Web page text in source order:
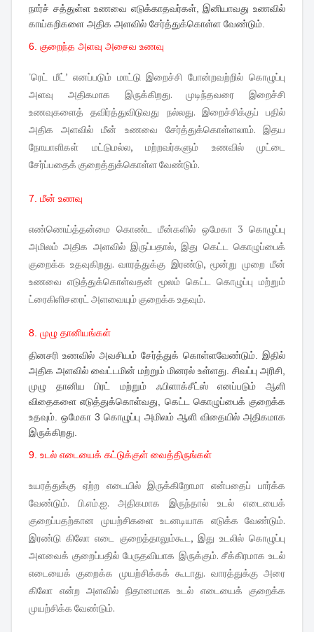
நார்ச் சத்துள்ள உணவை எடுக்காதவர்கள், இனியாவது உணவில்
காய்கறிகளை அதிக அளவில் சேர்த்துக்கொள்ள வேண்டும்.
6. குறைந்த அளவு அசைவ உணவு
'ரெட் மீட்’ எனப்படும் மாட்டு இறைச்சி போன்றவற்றில் கொழுப்பு
அளவு அதிகமாக இருக்கிறது. முடிந்தவரை இறைச்சி
உணவுகளைத் தவிர்த்துவிடுவது நல்லது. இறைச்சிக்குப் பதில்
அதிக அளவில் மீன் உணவை சேர்த்துக்கொள்ளலாம். இதய
நோயாளிகள் மட்டுமல்ல, மற்றவர்களும் உணவில் முட்டை
சேர்ப்பதைக் குறைத்துக்கொள்ள வேண்டும்.
7. மீன் உணவு
எண்ணெய்த்தன்மை கொண்ட மீன்களில் ஒமேகா 3 கொழுப்பு
அமிலம் அதிக அளவில் இருப்பதால், இது கெட்ட கொழுப்பைக்
குறைக்க உதவுகிறது. வாரத்துக்கு இரண்டு, மூன்று முறை மீன்
உணவை எடுத்துக்கொள்வதன் மூலம் கெட்ட கொழுப்பு மற்றும்
ட்ரைகிளிசரைட் அளவையும் குறைக்க உதவும்.
8. முழு தானியங்கள்
தினசரி உணவில் அவசியம் சேர்த்துக் கொள்ளவேண்டும். இதில்
அதிக அளவில் வைட்டமின் மற்றும் மினரல் உள்ளது. சிவப்பு அரிசி,
முழு தானிய பிரட் மற்றும் ஃபிளாக்சீட்ஸ் எனப்படும் ஆளி
விதைகளை எடுத்துக்கொள்வது, கெட்ட கொழுப்பைக் குறைக்க
உதவும். ஒமேகா 3 கொழுப்பு அமிலம் ஆளி விதையில் அதிகமாக
இருக்கிறது.
9. உடல் எடையைக் கட்டுக்குள் வைத்திருங்கள்
உயரத்துக்கு ஏற்ற எடையில் இருக்கிறோமா என்பதைப் பார்க்க
வேண்டும். பி.எம்.ஐ. அதிகமாக இருந்தால் உடல் எடையைக்
குறைப்பதற்கான முயற்சிகளை உடனடியாக எடுக்க வேண்டும்.
இரண்டு கிலோ எடை குறைத்தாலும்கூட, இது உடலில் கொழுப்பு
அளவைக் குறைப்பதில் பேருதவியாக இருக்கும். சீக்கிரமாக உடல்
எடையைக் குறைக்க முயற்சிக்கக் கூடாது. வாரத்துக்கு அரை
கிலோ என்ற அளவில் நிதானமாக உடல் எடையைக் குறைக்க
முயற்சிக்க வேண்டும்.